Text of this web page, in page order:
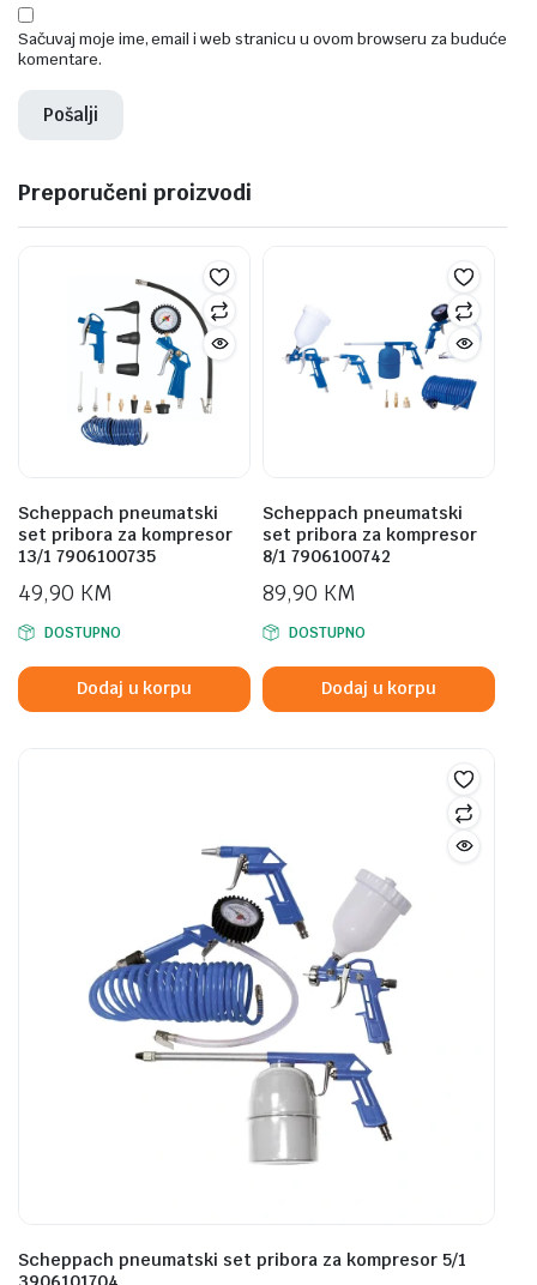
Sačuvaj moje ime, email i web stranicu u ovom browseru za buduće
komentare.
Preporučeni proizvodi
Scheppach pneumatski
set pribora za kompresor
13/1 7906100735
49,90 KM
DOSTUPNO
Dodaj u korpu
Scheppach pneumatski
set pribora za kompresor
8/1 7906100742
89,90 KM
DOSTUPNO
Dodaj u korpu
Scheppach pneumatski set pribora za kompresor 5/1